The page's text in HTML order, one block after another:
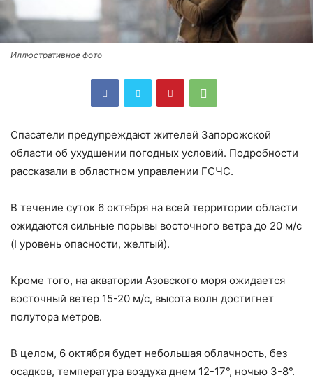
Иллюстративное фото
Спасатели предупреждают жителей Запорожской
области об ухудшении погодных условий. Подробности
рассказали в областном управлении ГСЧС.
В течение суток 6 октября на всей территории области
ожидаются сильные порывы восточного ветра до 20 м/с
(I уровень опасности, желтый).
Кроме того, на акватории Азовского моря ожидается
восточный ветер 15-20 м/с, высота волн достигнет
полутора метров.
В целом, 6 октября будет небольшая облачность, без
осадков, температура воздуха днем 12-17°, ночью 3-8°.